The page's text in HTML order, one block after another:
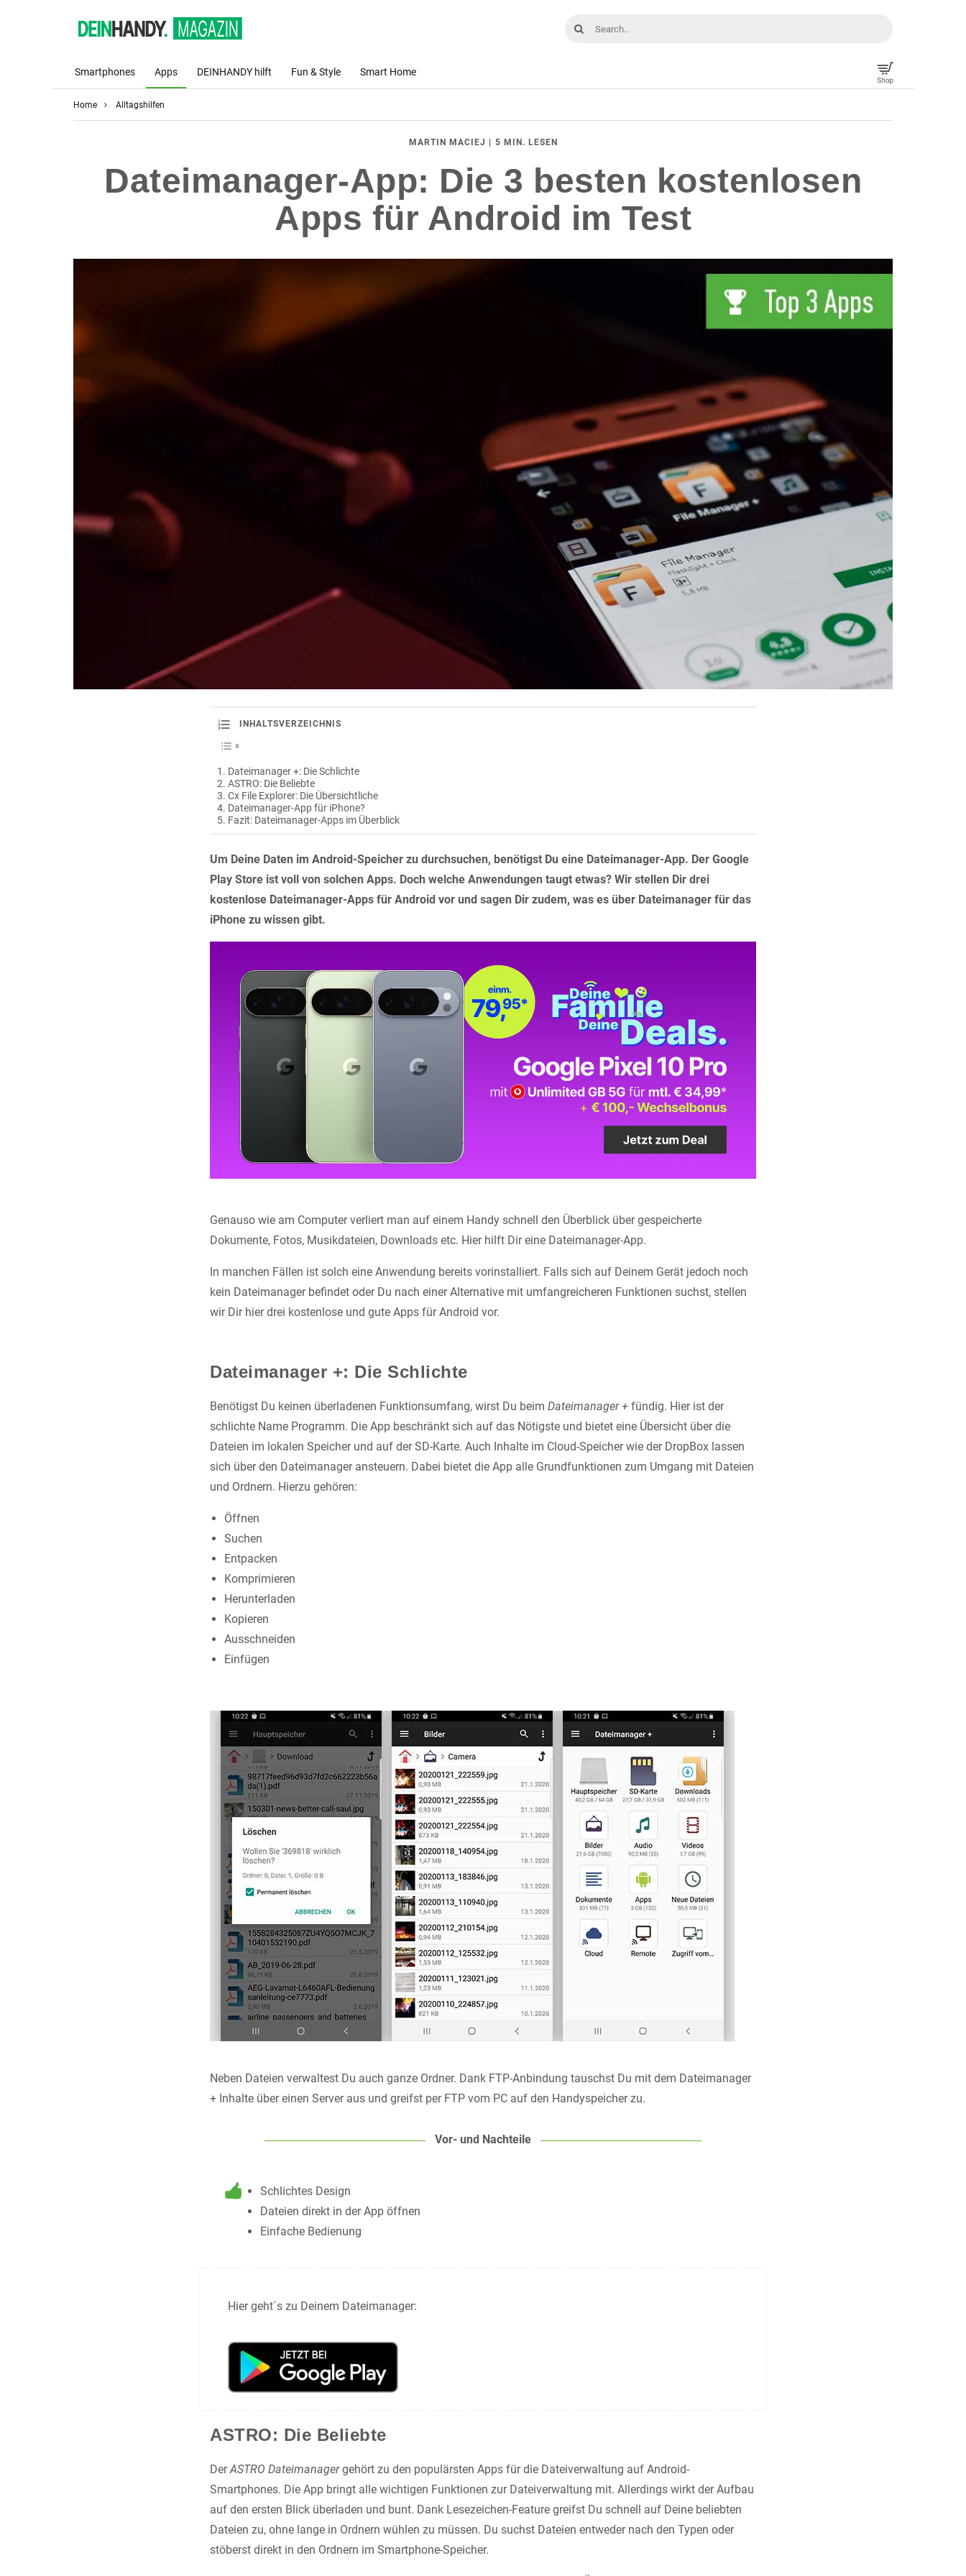
Smartphones Apps DEINHANDY hilft Fun & Style Smart Home
Home Alltagshilfen
MARTIN MACIEJ 5 MIN. LESEN
Dateimanager-App: Die 3 besten kostenlosen
Apps für Android im Test
INHALTSVERZEICHNIS
Dateimanager +: Die Schlichte
ASTRO: Die Beliebte
Cx File Explorer: Die Übersichtliche
Dateimanager-App für iPhone?
Fazit: Dateimanager-Apps im Überblick
Um Deine Daten im Android-Speicher zu durchsuchen, benötigst Du eine Dateimanager-App. Der Google
Play Store ist voll von solchen Apps. Doch welche Anwendungen taugt etwas? Wir stellen Dir drei
kostenlose Dateimanager-Apps für Android vor und sagen Dir zudem, was es über Dateimanager für das
iPhone zu wissen gibt.
Genauso wie am Computer verliert man auf einem Handy schnell den Überblick über gespeicherte
Dokumente, Fotos, Musikdateien, Downloads etc. Hier hilft Dir eine Dateimanager-App.
In manchen Fällen ist solch eine Anwendung bereits vorinstalliert. Falls sich auf Deinem Gerät jedoch noch
kein Dateimanager befindet oder Du nach einer Alternative mit umfangreicheren Funktionen suchst, stellen
wir Dir hier drei kostenlose und gute Apps für Android vor.
Dateimanager +: Die Schlichte
Benötigst Du keinen überladenen Funktionsumfang, wirst Du beim Dateimanager + fündig. Hier ist der
schlichte Name Programm. Die App beschränkt sich auf das Nötigste und bietet eine Übersicht über die
Dateien im lokalen Speicher und auf der SD-Karte. Auch Inhalte im Cloud-Speicher wie der DropBox lassen
sich über den Dateimanager ansteuern. Dabei bietet die App alle Grundfunktionen zum Umgang mit Dateien
und Ordnern. Hierzu gehören:
Öffnen
Suchen
Entpacken
Komprimieren
Herunterladen
Kopieren
Ausschneiden
Einfügen
Neben Dateien verwaltest Du auch ganze Ordner. Dank FTP-Anbindung tauschst Du mit dem Dateimanager
+ Inhalte über einen Server aus und greifst per FTP vom PC auf den Handyspeicher zu.
Vor- und Nachteile
Schlichtes Design
Dateien direkt in der App öffnen
Einfache Bedienung
Hier geht´s zu Deinem Dateimanager:
ASTRO: Die Beliebte
DerASTRO Dateimanagergehört zu den populärsten Apps für die Dateiverwaltung auf Android-
Smartphones. Die App bringt alle wichtigen Funktionen zur Dateiverwaltung mit. Allerdings wirkt der Aufbau
auf den ersten Blick überladen und bunt. Dank Lesezeichen-Feature greifst Du schnell auf Deine beliebten
Dateien zu, ohne lange in Ordnern wühlen zu müssen. Du suchst Dateien entweder nach den Typen oder
stöberst direkt in den Ordnern im Smartphone-Speicher.